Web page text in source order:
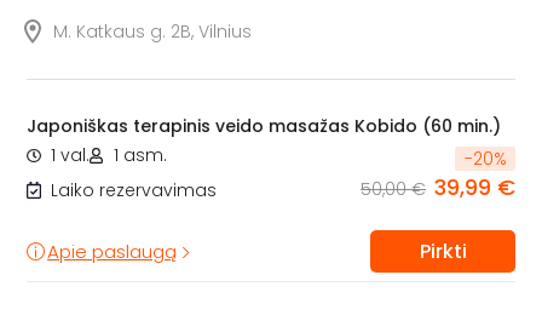
M. Katkaus g. 2B, Vilnius
Japoniškas terapinis veido masažas Kobido (60 min.)
1 val.
1 asm.
Laiko rezervavimas
-20%
50,00 € 39,99 €
Apie paslaugą Pirkti